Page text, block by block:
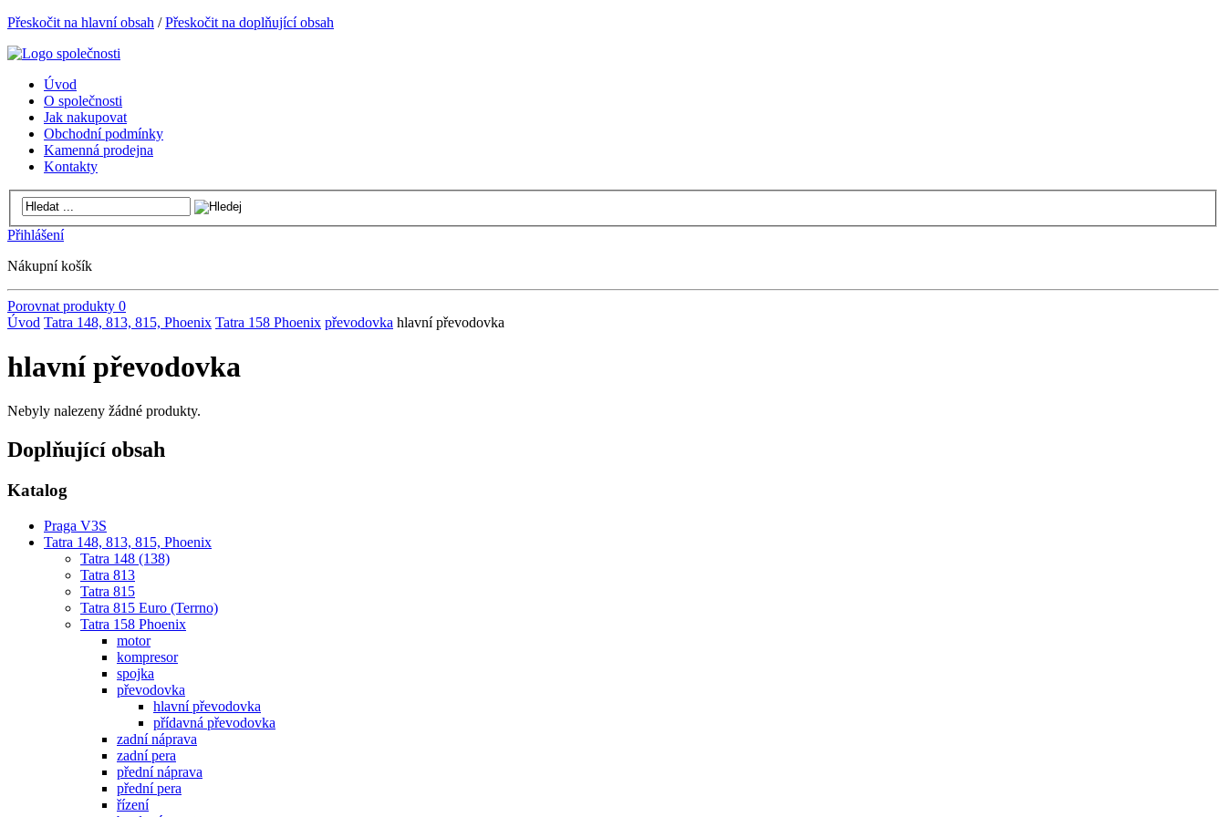
Přeskočit na hlavní obsah /Přeskočit na doplňující obsah
Úvod
O společnosti
Jak nakupovat
Obchodní podmínky
Kamenná prodejna
Kontakty
Přihlášení
Nákupní košík
Porovnat produkty 0
Úvod Tatra 148, 813, 815, Phoenix Tatra 158 Phoenix převodovka hlavní převodovka
hlavní převodovka
Nebyly nalezeny žádné produkty.
Doplňující obsah
Katalog
Praga V3S
Tatra 148, 813, 815, Phoenix
Tatra 148 (138)
Tatra 813
Tatra 815
Tatra 815 Euro (Terrno)
Tatra 158 Phoenix
motor
kompresor
spojka
převodovka
hlavní převodovka
přídavná převodovka
zadní náprava
zadní pera
přední náprava
přední pera
řízení